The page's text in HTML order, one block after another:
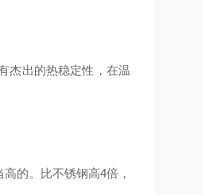
杰出的热稳定性，在温
的。比不锈钢高4倍，